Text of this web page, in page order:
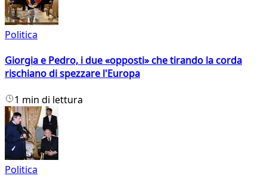
Politica
Giorgia e Pedro, i due «opposti» che tirando la corda
rischiano di spezzare l'Europa
1 min di lettura
Politica